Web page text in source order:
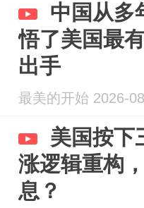
中国从多
悟了美国最
出手
最美的开始 2026-
美国按下
涨逻辑重构
息？